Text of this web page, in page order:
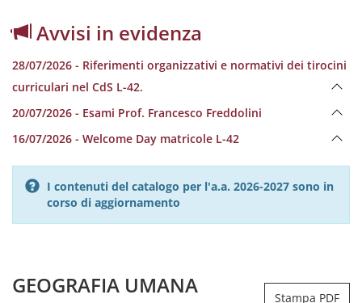
Avvisi in evidenza
28/07/2026 - Riferimenti organizzativi e normativi dei tirocini
curriculari nel CdS L-42.
20/07/2026 - Esami Prof. Francesco Freddolini
16/07/2026 - Welcome Day matricole L-42
I contenuti del catalogo per l'a.a. 2026-2027 sono in
corso di aggiornamento
GEOGRAFIA UMANA
Stampa PDF